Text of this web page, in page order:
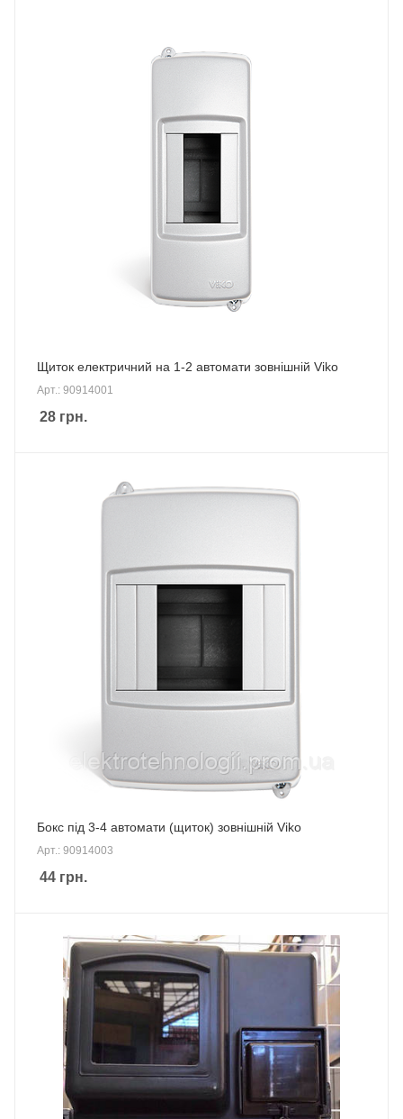
Щиток електричний на 1-2 автомати зовнішній Viko
Арт.: 90914001
28 грн.
Бокс під 3-4 автомати (щиток) зовнішній Viko
Арт.: 90914003
44 грн.